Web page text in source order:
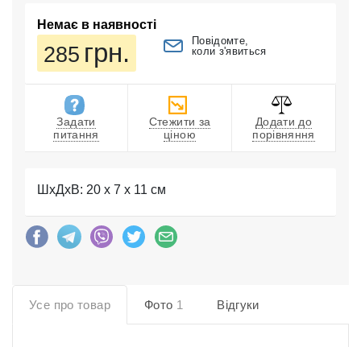
Немає в наявності
285 грн.
Повідомте,
коли з'явиться
Задати
питання
Стежити за
ціною
Додати до
порівняння
ШхДхВ: 20 x 7 x 11 см
Усе про товар Фото 1 Відгуки